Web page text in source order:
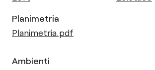
Planimetria
Planimetria.pdf
Ambienti